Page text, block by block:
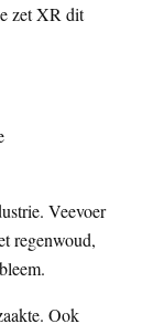
zet XR dit
Veevoer
regenwoud,
Ook